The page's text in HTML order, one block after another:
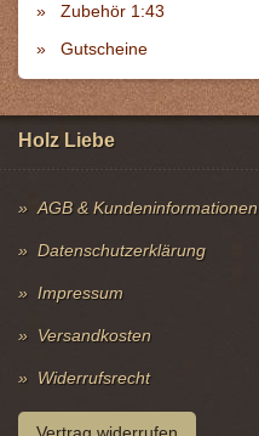
Zubehör 1:43
Gutscheine
Holz Liebe
AGB & Kundeninformationen
Datenschutzerklärung
Impressum
Versandkosten
Widerrufsrecht